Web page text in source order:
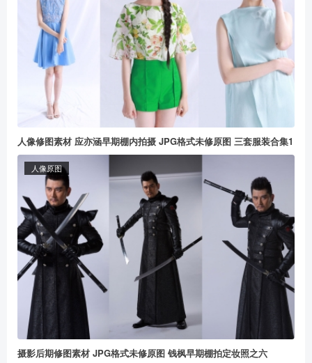
人像修图素材 应亦涵早期棚内拍摄 JPG格式未修原图 三套服装合集1
人像原图
摄影后期修图素材 JPG格式未修原图 钱枫早期棚拍定妆照之六